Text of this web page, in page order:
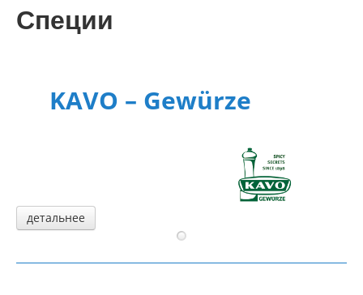
Консалтинг
Контакт
Специи
KAVO – Gewürze
детальнее